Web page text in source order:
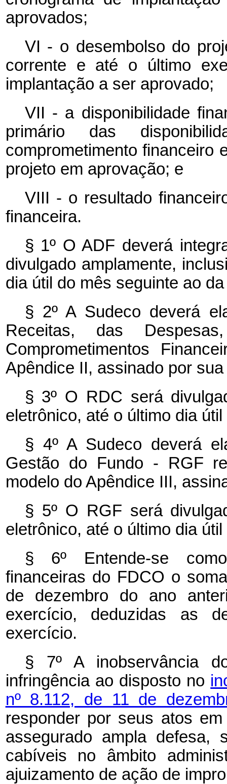
aprovados;
VI - o desembolso do
corrente e até o último
implantação a ser aprovado;
VII - a disponibilidade
primário das
comprometimento financeiro
projeto em aprovação; e
VIII - o resultado
financeira.
§ 1º O ADF deverá
divulgado amplamente,
dia útil do mês seguinte ao
§ 2º A Sudeco deverá
Receitas, das
Comprometimentos
Apêndice II, assinado por
§ 3º O RDC será
eletrônico, até o último dia
§ 4º A Sudeco deverá
Gestão do Fundo - RGF
modelo do Apêndice III,
§ 5º O RGF será
eletrônico, até o último dia
§ 6º Entende-se
financeiras do FDCO o
de dezembro do ano
exercício, deduzidas as
exercício.
§ 7º A inobservância
infringência ao disposto no
nº 8.112, de 11 de
responder por seus atos
assegurado ampla defesa,
cabíveis no âmbito
ajuizamento de ação de